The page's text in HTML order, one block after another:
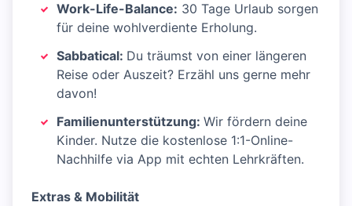
Work-Life-Balance: 30 Tage Urlaub sorgen
für deine wohlverdiente Erholung.
Sabbatical: Du träumst von einer längeren
Reise oder Auszeit? Erzähl uns gerne mehr
davon!
Familienunterstützung: Wir fördern deine
Kinder. Nutze die kostenlose 1:1-Online-
Nachhilfe via App mit echten Lehrkräften.
Extras & Mobilität